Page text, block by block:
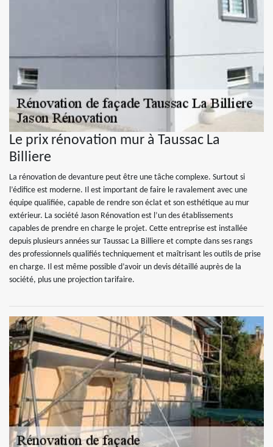
Le prix rénovation mur à Taussac La
Billiere
La rénovation de devanture peut être une tâche complexe. Surtout si
l’édifice est moderne. Il est important de faire le ravalement avec une
équipe qualifiée, capable de rendre son éclat et son esthétique au mur
extérieur. La société Jason Rénovation est l’un des établissements
capables de prendre en charge le projet. Cette entreprise est installée
depuis plusieurs années sur Taussac La Billiere et compte dans ses rangs
des professionnels qualifiés techniquement et maîtrisant les outils de prise
en charge. Il est même possible d’avoir un devis détaillé auprès de la
société, plus une projection tarifaire.